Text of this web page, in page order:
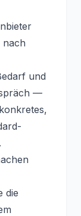
nach
und
—
die